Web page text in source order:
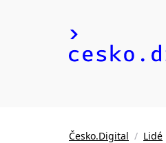
Česko.Digital / Lidé